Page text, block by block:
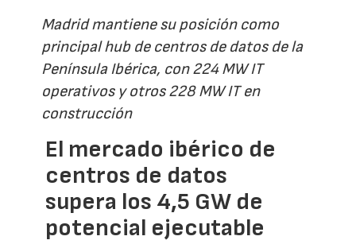
Madrid mantiene su posición como
principal hub de centros de datos de la
Península Ibérica, con 224 MW IT
operativos y otros 228 MW IT en
construcción
El mercado ibérico de
centros de datos
supera los 4,5 GW de
potencial ejecutable